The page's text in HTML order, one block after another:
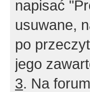
napisać
usuwane,
po
jego
3. Na